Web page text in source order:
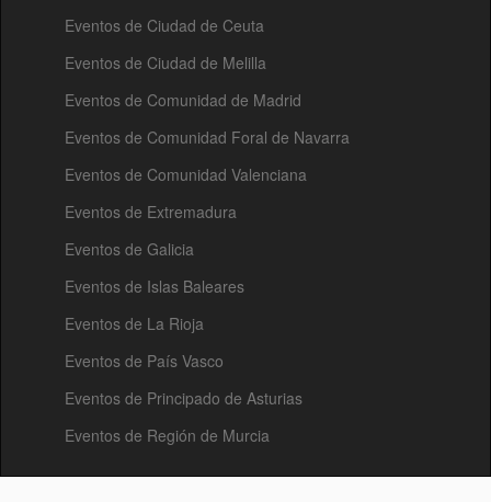
Eventos de Ciudad de Ceuta
Eventos de Ciudad de Melilla
Eventos de Comunidad de Madrid
Eventos de Comunidad Foral de Navarra
Eventos de Comunidad Valenciana
Eventos de Extremadura
Eventos de Galicia
Eventos de Islas Baleares
Eventos de La Rioja
Eventos de País Vasco
Eventos de Principado de Asturias
Eventos de Región de Murcia